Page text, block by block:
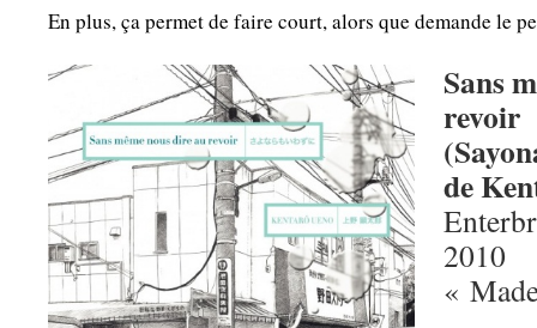
En plus, ça permet de faire court, alors que demande le
Sans
revoir
de
2010
«